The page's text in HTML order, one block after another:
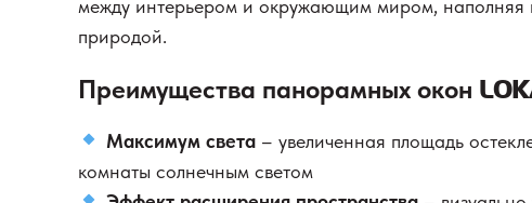
между интерьером и окружающим миром, наполняя
природой.
Преимущества панорамных окон
Максимум света– увеличенная площадь
комнаты солнечным светом